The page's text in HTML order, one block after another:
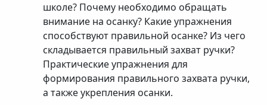
школе? Почему необходимо обращать
внимание на осанку? Какие упражнения
способствуют правильной осанке? Из чего
складывается правильный захват ручки?
Практические упражнения для
формирования правильного захвата ручки,
а также укрепления осанки.